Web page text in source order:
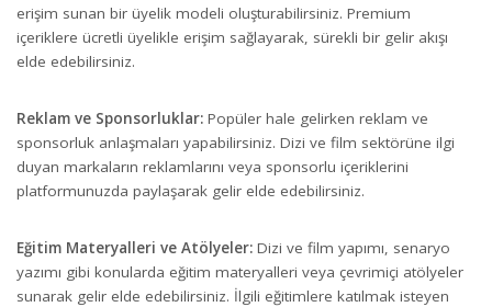
erişim sunan bir üyelik modeli oluşturabilirsiniz. Premium
içeriklere ücretli üyelikle erişim sağlayarak, sürekli bir gelir akışı
elde edebilirsiniz.
Reklam ve Sponsorluklar: Popüler hale gelirken reklam ve
sponsorluk anlaşmaları yapabilirsiniz. Dizi ve film sektörüne ilgi
duyan markaların reklamlarını veya sponsorlu içeriklerini
platformunuzda paylaşarak gelir elde edebilirsiniz.
Eğitim Materyalleri ve Atölyeler: Dizi ve film yapımı, senaryo
yazımı gibi konularda eğitim materyalleri veya çevrimiçi atölyeler
sunarak gelir elde edebilirsiniz. İlgili eğitimlere katılmak isteyen